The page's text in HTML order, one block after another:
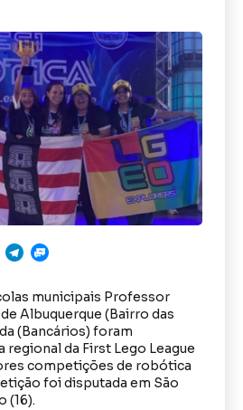
municipais Professor
Albuquerque (Bairro das
(Bancários) foram
regional da First Lego League
competições de robótica
foi disputada em São
(16).